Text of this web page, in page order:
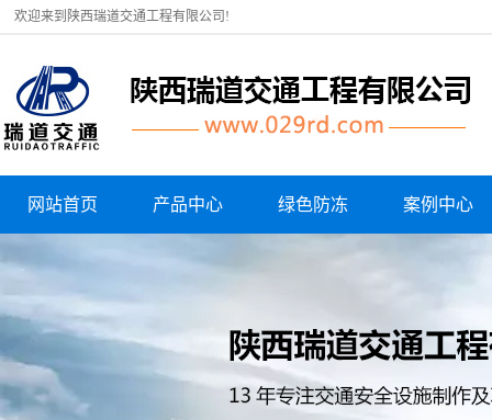
欢迎来到陕西瑞道交通工程有限公司!
网站首页 产品中心 绿色防冻 案例中心